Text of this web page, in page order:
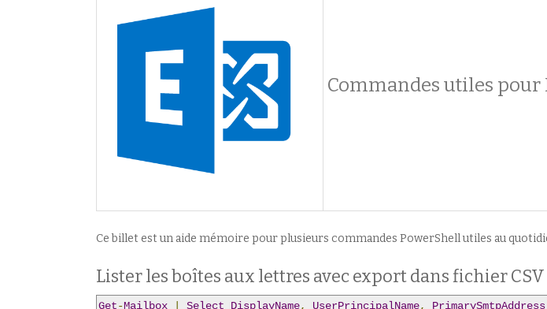
Commandes utiles pour
Ce billet est un aide mémoire pour plusieurs commandes PowerShell utiles au
Lister les boîtes aux lettres avec export dans fichier CSV
Get-Mailbox Select DisplayName, UserPrincipalName, PrimarySmtpAddress